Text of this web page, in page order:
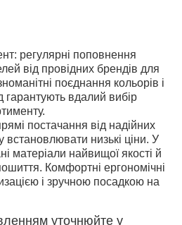
регулярні поповнення
від провідних брендів для
поєднання кольорів і
вдалий вибір
постачання від надійних
встановлювати низькі ціни. У
матеріали найвищої якості й
Комфортні ергономічні
і зручною посадкою на
уточнюйте у